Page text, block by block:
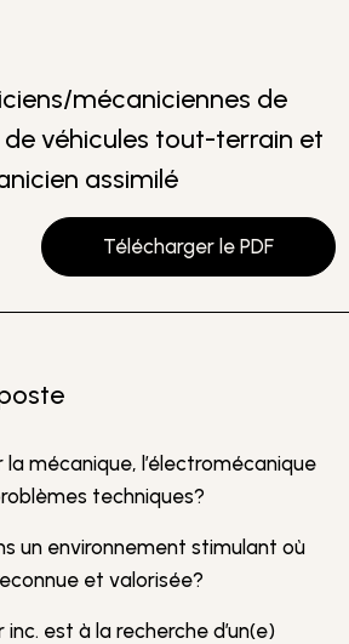
mécaniciennes de
véhicules tout-terrain et
assimilé
Télécharger le PDF
la mécanique, l’électromécanique
techniques?
un environnement stimulant où
et valorisée?
est à la recherche d’un(e)